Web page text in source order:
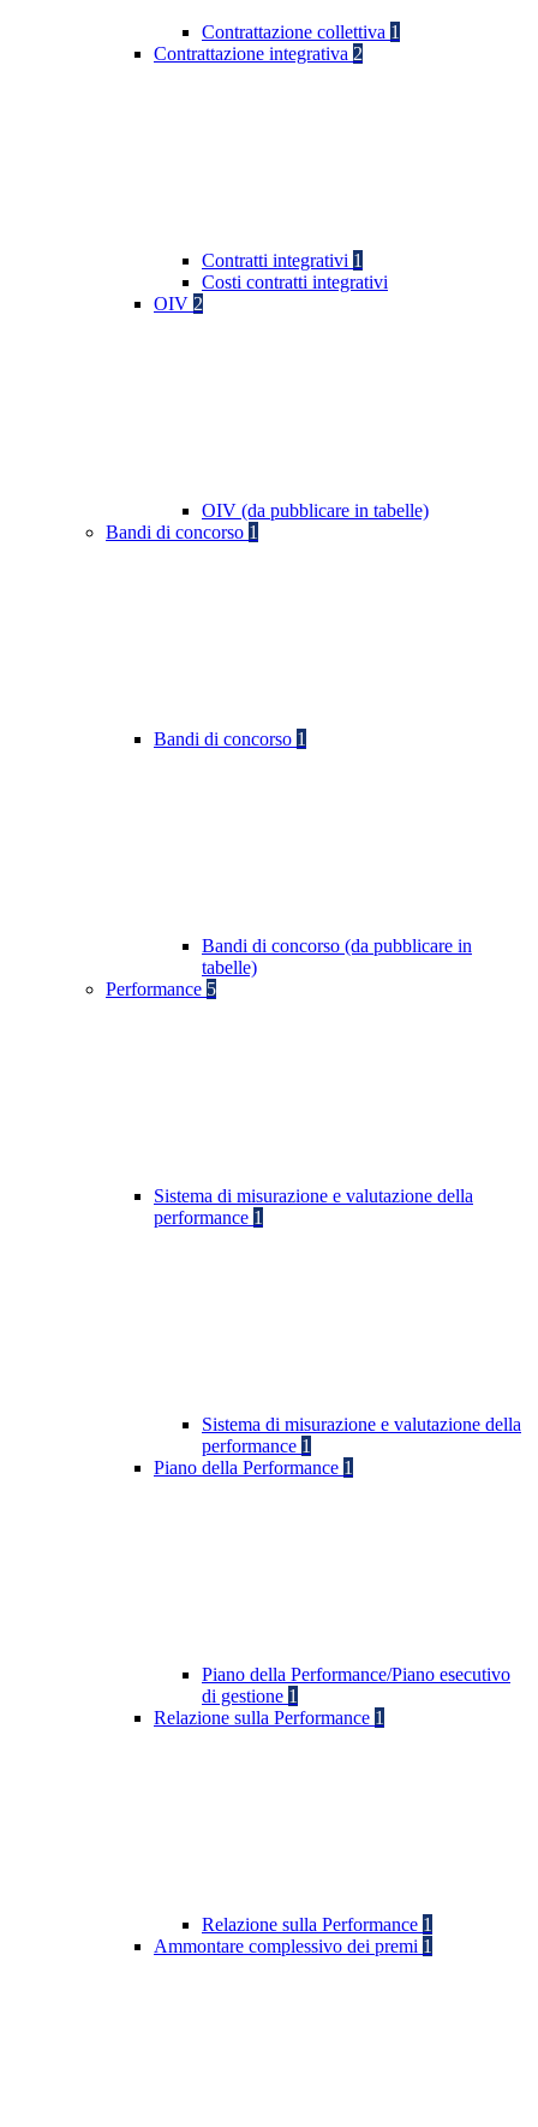
Contrattazione collettiva 1
Contrattazione integrativa 2
Contratti integrativi 1
Costi contratti integrativi
OIV 2
OIV (da pubblicare in tabelle)
Bandi di concorso 1
Bandi di concorso 1
Bandi di concorso (da pubblicare in
tabelle)
Performance 5
Sistema di misurazione e valutazione della
performance 1
Sistema di misurazione e valutazione della
performance 1
Piano della Performance 1
Piano della Performance/Piano esecutivo
di gestione 1
Relazione sulla Performance 1
Relazione sulla Performance 1
Ammontare complessivo dei premi 1